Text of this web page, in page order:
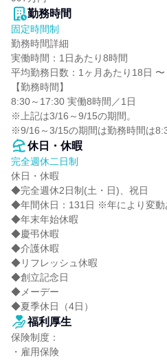
勤務時間
固定時間制
勤務時間詳細
実働時間：1日あたり8時間
平均勤務日数：1ヶ月あたり18日 〜
【勤務時間】
8:30～17:30 実働8時間／1日
※上記は3/16～9/15の期間。
※9/16～3/15の期間は勤務時間は
休日・休暇
完全週休二日制
休日・休暇
◆完全週休2日制(土・日)、祝日
◆年間休日：131日 ※年により変動
◆年末年始休暇
◆慶弔休暇
◆介護休暇
◆リフレッシュ休暇
◆創立記念日
◆メーデー
◆夏季休日（4日）
福利厚生
保険制度：
・雇用保険